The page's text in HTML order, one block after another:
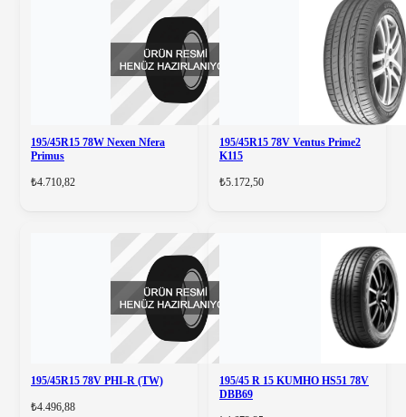
195/45R15 78W Nexen Nfera
Primus
₺4.710,82
195/45R15 78V Ventus Prime2
K115
₺5.172,50
195/45R15 78V PHI-R (TW)
₺4.496,88
195/45 R 15 KUMHO HS51 78V
DBB69